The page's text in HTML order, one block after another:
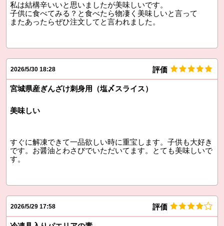
私は結構辛いいと思いましたが美味しいです。
子供に食べてみる？と食べたら物凄く美味しいと言って
またあったらぜひ注文してと言われました。
2026/5/30 18:28 評価
宮城県産ぎんざけ刺身用（塩〆スライス）
美味しい
すぐに解凍できて一品欲しい時に重宝します。子供も大好き
です。お醤油とわさびでいただいてます。とても美味しいで
す。
2026/5/29 17:58 評価